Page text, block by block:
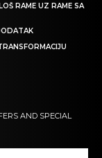
RAME UZ RAME SA
AND SPECIAL